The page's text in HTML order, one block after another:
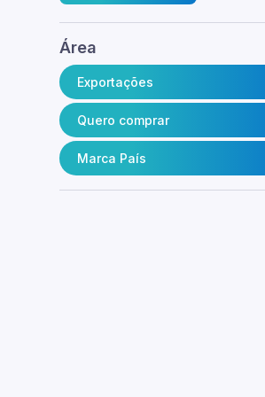
Área
Exportações
Quero comprar
Marca País